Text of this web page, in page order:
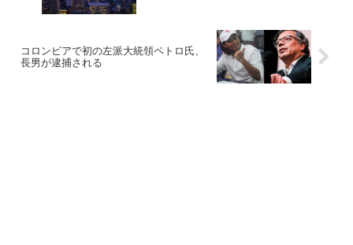
コロンビアで初の左派大統領ペトロ氏、
長男が逮捕される